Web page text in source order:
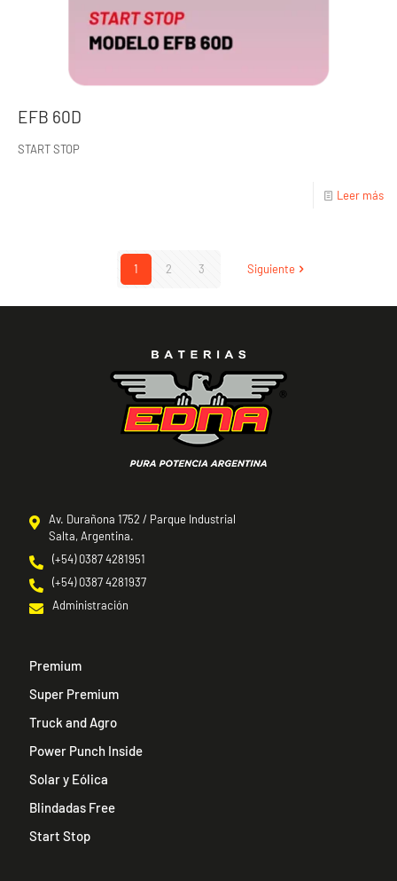
EFB 60D
START STOP
Leer más
1 2 3 Siguiente
Av. Durañona 1752 / Parque Industrial
Salta, Argentina.
(+54) 0387 4281951
(+54) 0387 4281937
Administración
Premium
Super Premium
Truck and Agro
Power Punch Inside
Solar y Eólica
Blindadas Free
Start Stop